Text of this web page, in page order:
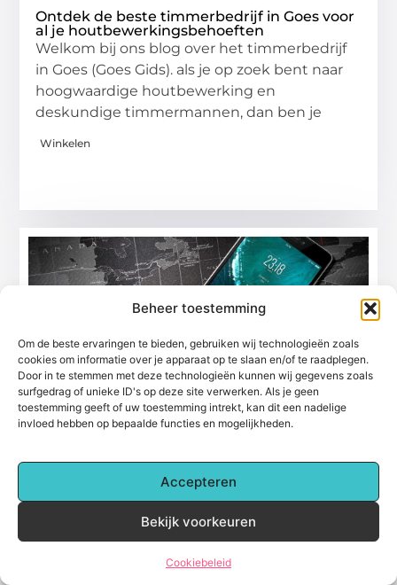
Beheer toestemming
Om de beste ervaringen te bieden, gebruiken wij technologieën zoals
cookies om informatie over je apparaat op te slaan en/of te raadplegen.
Door in te stemmen met deze technologieën kunnen wij gegevens zoals
surfgedrag of unieke ID's op deze site verwerken. Als je geen
toestemming geeft of uw toestemming intrekt, kan dit een nadelige
invloed hebben op bepaalde functies en mogelijkheden.
Accepteren
Bekijk voorkeuren
Cookiebeleid
Ontdek de beste timmerbedrijf in Goes voor
al je houtbewerkingsbehoeften
Welkom bij ons blog over het timmerbedrijf
in Goes (Goes Gids). als je op zoek bent naar
hoogwaardige houtbewerking en
deskundige timmermannen, dan ben je
Winkelen
Ontdek de voordelen van een lokale
telefoonwinkel in Oldenzaal
In een wereld waar smartphones een
betrouwbare telefoonwinkel in Oldenzaal
(Telefoonshop) onmisbaar.
Winkelen